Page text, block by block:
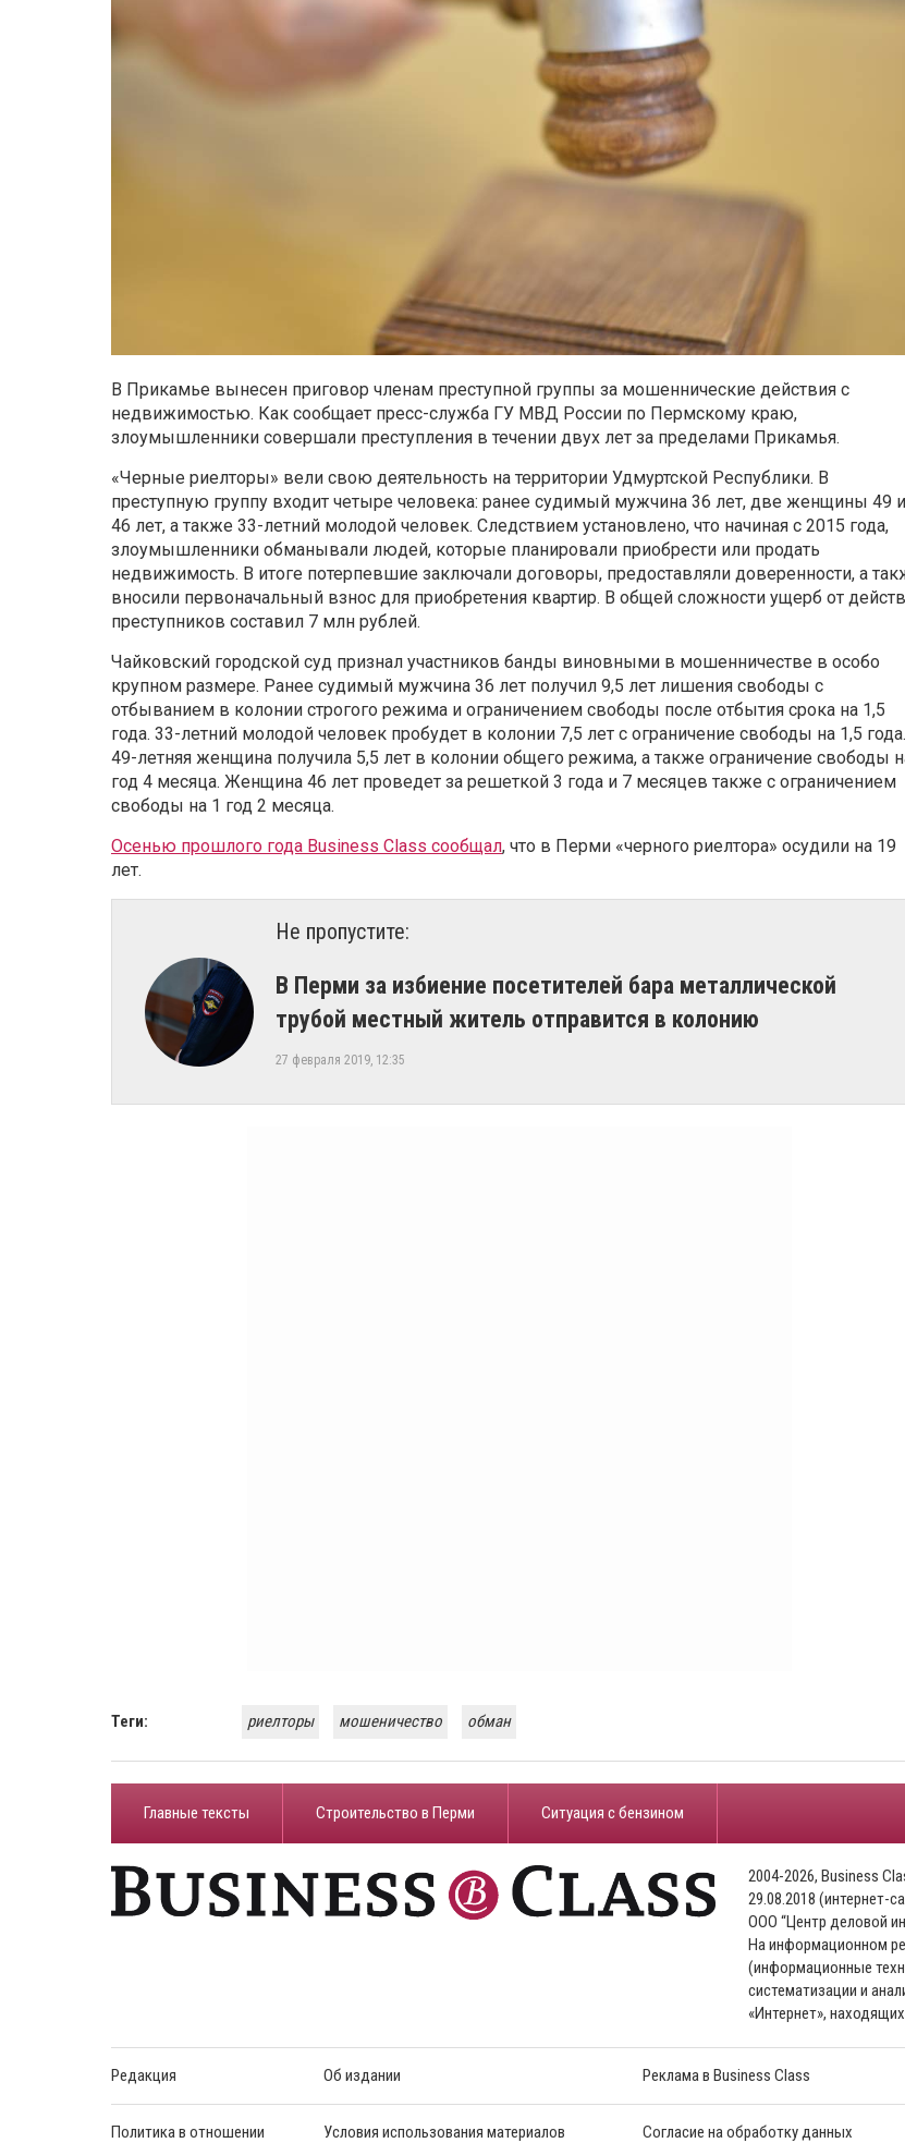
В Прикамье вынесен приговор членам преступной группы за мошеннические действия с
недвижимостью. Как сообщает пресс-служба ГУ МВД России по Пермскому краю,
злоумышленники совершали преступления в течении двух лет за пределами Прикамья.
«Черные риелторы» вели свою деятельность на территории Удмуртской Республики. В
преступную группу входит четыре человека: ранее судимый мужчина 36 лет, две женщины 49 и
46 лет, а также 33-летний молодой человек. Следствием установлено, что начиная с 2015 года,
злоумышленники обманывали людей, которые планировали приобрести или продать
недвижимость. В итоге потерпевшие заключали договоры, предоставляли доверенности, а
вносили первоначальный взнос для приобретения квартир. В общей сложности ущерб от
преступников составил 7 млн рублей.
Чайковский городской суд признал участников банды виновными в мошенничестве в особо
крупном размере. Ранее судимый мужчина 36 лет получил 9,5 лет лишения свободы с
отбыванием в колонии строгого режима и ограничением свободы после отбытия срока на 1,5
года. 33-летний молодой человек пробудет в колонии 7,5 лет с ограничение свободы на 1,5 года.
49-летняя женщина получила 5,5 лет в колонии общего режима, а также ограничение свободы
год 4 месяца. Женщина 46 лет проведет за решеткой 3 года и 7 месяцев также с ограничением
свободы на 1 год 2 месяца.
Осенью прошлого года Business Class сообщал, что в Перми «черного риелтора» осудили на 19
лет.
Не пропустите:
В Перми за избиение посетителей бара металлической
трубой местный житель отправится в колонию
27 февраля 2019, 12:35
Теги: риелторы мошеничество обман
Главные тексты Строительство в Перми ​Ситуация с бензином
2004-2026, Business
29.08.2018 (интернет-
ООО “Центр деловой
На информационном
(информационные
систематизации и
«Интернет»,
Редакция Об издании Реклама в Business Class
Политика в отношении Условия использования материалов Согласие на обработку данных